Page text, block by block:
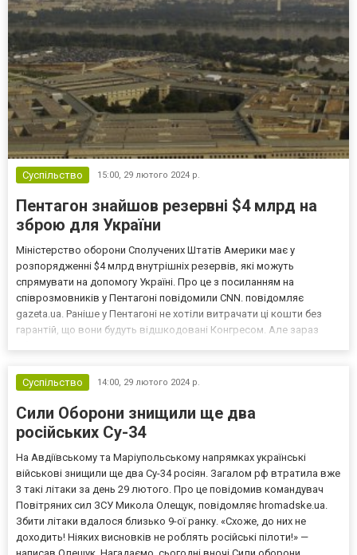
Суспільство 15:00, 29 лютого 2024 р.
Пентагон знайшов резервні $4 млрд на
зброю для України
Міністерство оборони Сполучених Штатів Америки має у
розпорядженні $4 млрд внутрішніх резервів, які можуть
спрямувати на допомогу Україні. Про це з посиланням на
співрозмовників у Пентагоні повідомили CNN. повідомляє
gazeta.ua. Раніше у Пентагоні не хотіли витрачати ці кошти без
гарантій, що вони будуть відшкодовані Конгресом. Але зараз
Суспільство
14:00, 29 лютого 2024 р.
Сили Оборони знищили ще два
російських Су-34
На Авдіївському та Маріупольському напрямках українські
військові знищили ще два Су-34 росіян. Загалом рф втратила вже
3 такі літаки за день 29 лютого. Про це повідомив командувач
Повітряних сил ЗСУ Микола Олещук, повідомляє hromadske.ua.
Збити літаки вдалося близько 9-ої ранку. «Схоже, до них не
доходить! Ніяких висновків не роблять російські пілоти!» —